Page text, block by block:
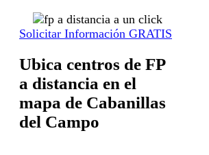
Solicitar Información GRATIS
Ubica centros de FP
a distancia en el
mapa de Cabanillas
del Campo